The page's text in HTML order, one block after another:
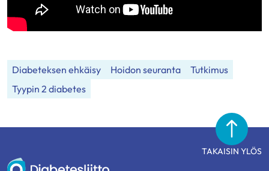
Diabeteksen ehkäisy Hoidon seuranta
Tutkimus
Tyypin 2 diabetes
TAKAISIN YLÖS
Diabetesliitto